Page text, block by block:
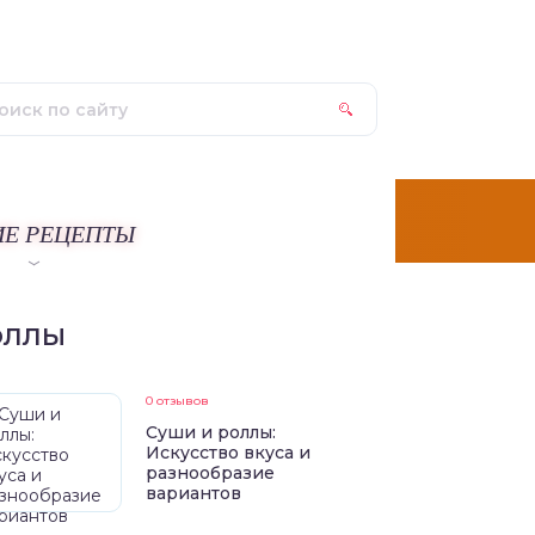
РЕЦЕПТЫ
0 отзывов
Суши и роллы:
Искусство вкуса и
разнообразие
вариантов